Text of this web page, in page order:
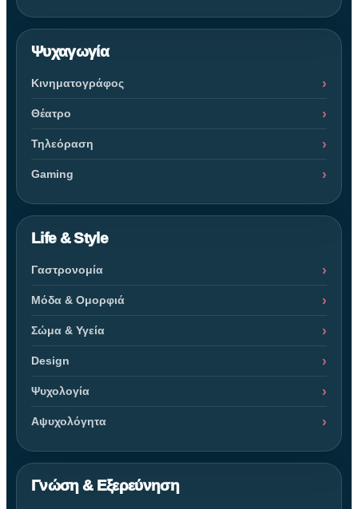
Ψυχαγωγία
Κινηματογράφος
Θέατρο
Τηλεόραση
Gaming
Life & Style
Γαστρονομία
Μόδα & Ομορφιά
Σώμα & Υγεία
Design
Ψυχολογία
Αψυχολόγητα
Γνώση & Εξερεύνηση